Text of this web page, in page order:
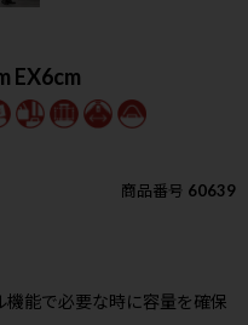
EX6cm
商品番号 60639
能で必要な時に容量を確保